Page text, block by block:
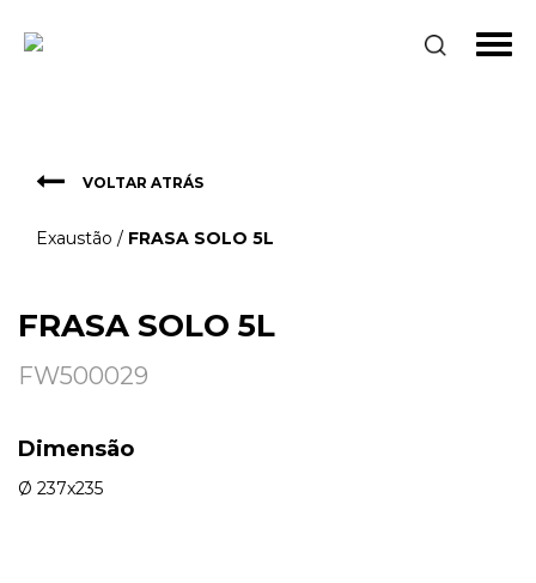
VOLTAR ATRÁS
Exaustão / FRASA SOLO 5L
FRASA SOLO 5L
FW500029
Dimensão
Ø 237x235